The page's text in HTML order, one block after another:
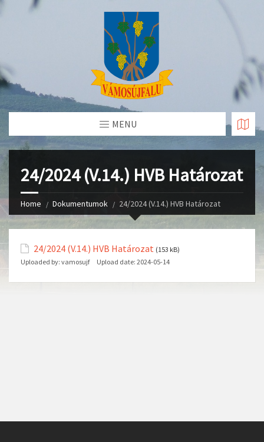
Skip
MENU
24/2024 (V.14.) HVB Határozat
Home Dokumentumok 24/2024 (V.14.) HVB Határozat
24/2024 (V.14.) HVB Határozat (153 kB)
Uploaded by: vamosujf Upload date: 2024-05-14